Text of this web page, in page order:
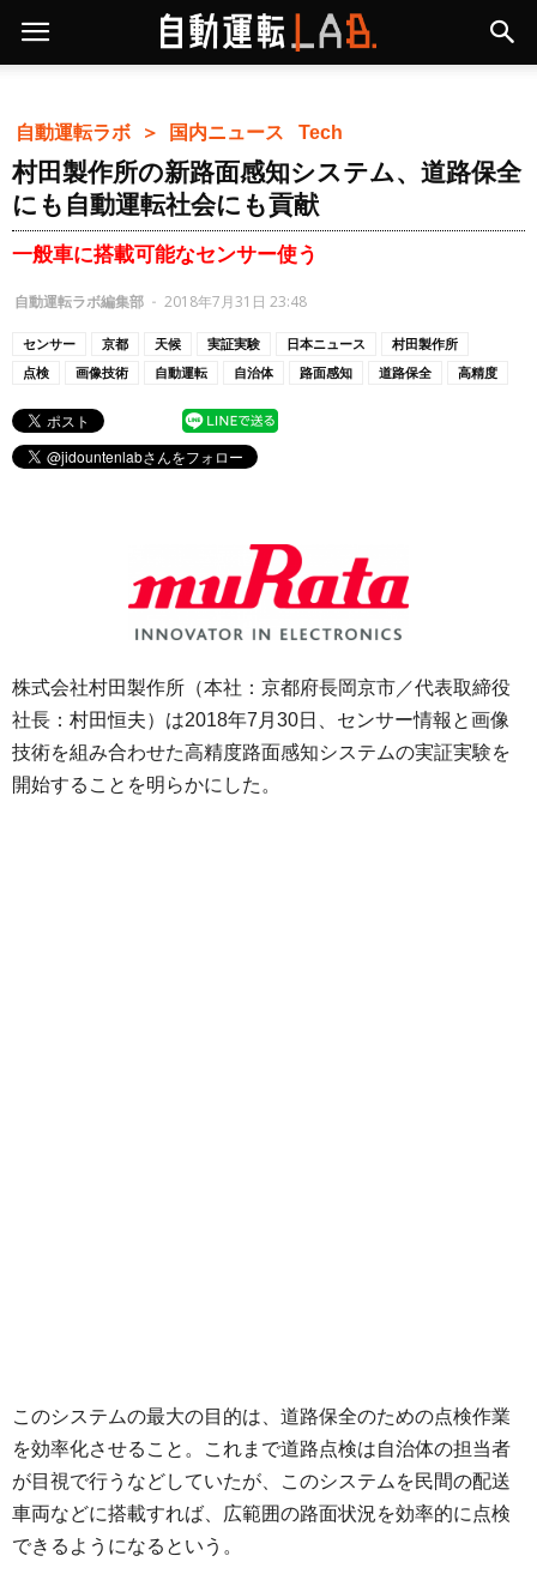
自動運転ラボ ＞ 国内ニュース Tech
村田製作所の新路面感知システム、道路保全
にも自動運転社会にも貢献
一般車に搭載可能なセンサー使う
自動運転ラボ編集部 - 2018年7月31日 23:48
センサー 京都 天候 実証実験 日本ニュース
村田製作所
点検
画像技術 自動運転 自治体 路面感知 道路保全 高精度
株式会社村田製作所（本社：京都府長岡京市／代表取締役
社長：村田恒夫）は2018年7月30日、センサー情報と画像
技術を組み合わせた高精度路面感知システムの実証実験を
開始することを明らかにした。
このシステムの最大の目的は、道路保全のための点検作業
を効率化させること。これまで道路点検は自治体の担当者
が目視で行うなどしていたが、このシステムを民間の配送
車両などに搭載すれば、広範囲の路面状況を効率的に点検
できるようになるという。